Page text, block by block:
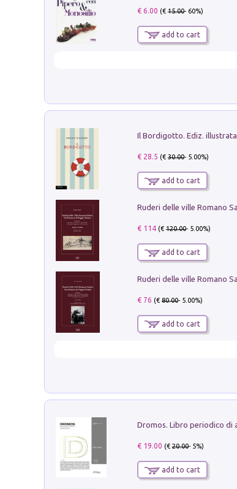
€ 6.00 (€15.00- 60%)
add to cart
Il Bordigotto. Ediz. illustrata
€ 28.5 (€30.00- 5.00%)
add to cart
€ 114(€120.00- 5.00%)
add to cart
€ 76 (€80.00- 5.00%)
add to cart
€ 19.00 (€20.00- 5%)
add to cart